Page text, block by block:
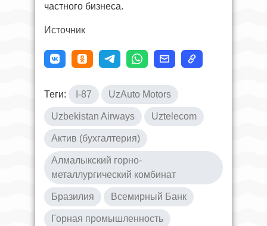
частного бизнеса.
Источник
Теги: I-87 UzAuto Motors
Uzbekistan Airways Uztelecom
Актив (бухгалтерия)
Алмалыкский горно-
металлургический комбинат
Бразилия Всемирный Банк
Горная промышленность